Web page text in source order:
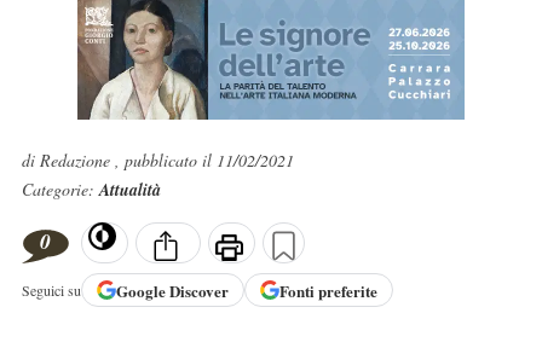
di Redazione , pubblicato il 11/02/2021
Categorie:Attualità
0
Seguici su GoogleDiscover Fonti preferite